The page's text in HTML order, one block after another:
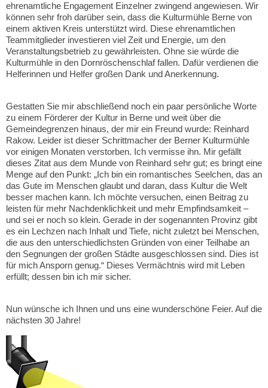
ehrenamtliche Engagement Einzelner zwingend angewiesen. Wir
können sehr froh darüber sein, dass die Kulturmühle Berne von
einem aktiven Kreis unterstützt wird. Diese ehrenamtlichen
Teammitglieder investieren viel Zeit und Energie, um den
Veranstaltungsbetrieb zu gewährleisten. Ohne sie würde die
Kulturmühle in den Dornröschenschlaf fallen. Dafür verdienen die
Helferinnen und Helfer großen Dank und Anerkennung.
Gestatten Sie mir abschließend noch ein paar persönliche Worte
zu einem Förderer der Kultur in Berne und weit über die
Gemeindegrenzen hinaus, der mir ein Freund wurde: Reinhard
Rakow. Leider ist dieser Schrittmacher der Berner Kulturmühle
vor einigen Monaten verstorben. Ich vermisse ihn. Mir gefällt
dieses Zitat aus dem Munde von Reinhard sehr gut; es bringt eine
Menge auf den Punkt: „Ich bin ein romantisches Seelchen, das an
das Gute im Menschen glaubt und daran, dass Kultur die Welt
besser machen kann. Ich möchte versuchen, einen Beitrag zu
leisten für mehr Nachdenklichkeit und mehr Empfindsamkeit –
und sei er noch so klein. Gerade in der sogenannten Provinz gibt
es ein Lechzen nach Inhalt und Tiefe, nicht zuletzt bei Menschen,
die aus den unterschiedlichsten Gründen von einer Teilhabe an
den Segnungen der großen Städte ausgeschlossen sind. Dies ist
für mich Ansporn genug.“ Dieses Vermächtnis wird mit Leben
erfüllt; dessen bin ich mir sicher.
Nun wünsche ich Ihnen und uns eine wunderschöne Feier. Auf die
nächsten 30 Jahre!